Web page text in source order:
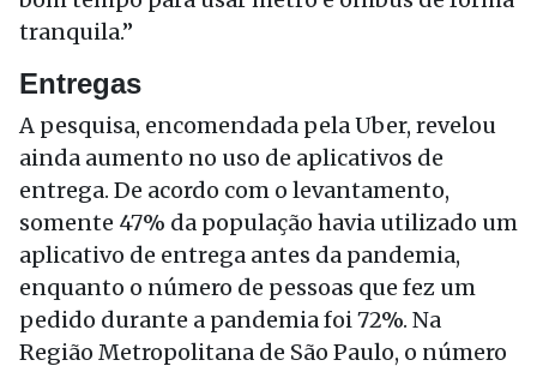
tranquila.”
Entregas
A pesquisa, encomendada pela Uber, revelou
ainda aumento no uso de aplicativos de
entrega. De acordo com o levantamento,
somente 47% da população havia utilizado um
aplicativo de entrega antes da pandemia,
enquanto o número de pessoas que fez um
pedido durante a pandemia foi 72%. Na
Região Metropolitana de São Paulo, o número